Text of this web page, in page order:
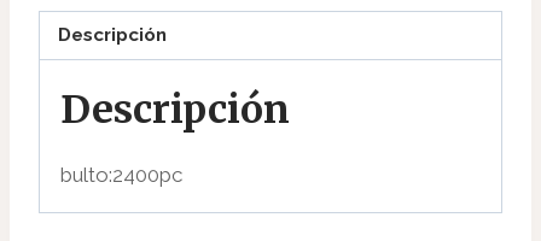
AF51061C
cantidad
Descripción
Descripción
bulto:2400pc